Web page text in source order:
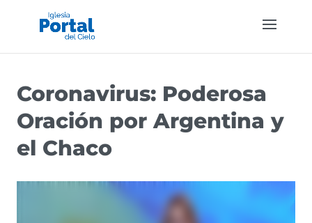
Coronavirus: Poderosa
Oración por Argentina y
el Chaco